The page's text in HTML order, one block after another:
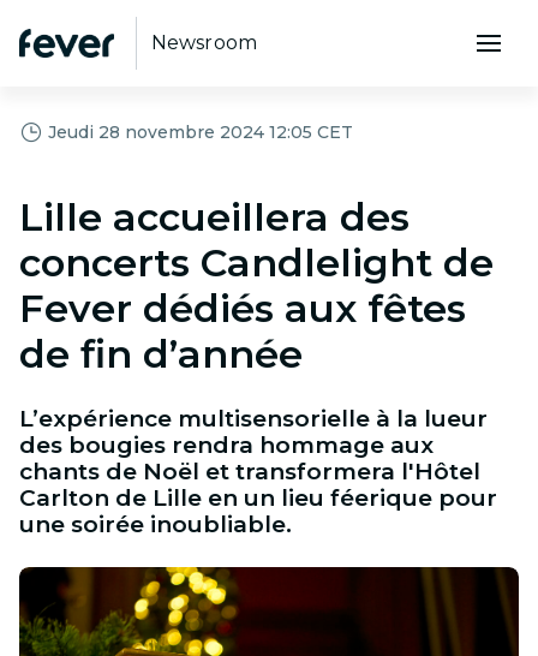
Newsroom
Jeudi 28 novembre 2024 12:05 CET
Lille accueillera des
concerts Candlelight de
Fever dédiés aux fêtes
de fin d’année
L’expérience multisensorielle à la lueur
des bougies rendra hommage aux
chants de Noël et transformera l'Hôtel
Carlton de Lille en un lieu féerique pour
une soirée inoubliable.